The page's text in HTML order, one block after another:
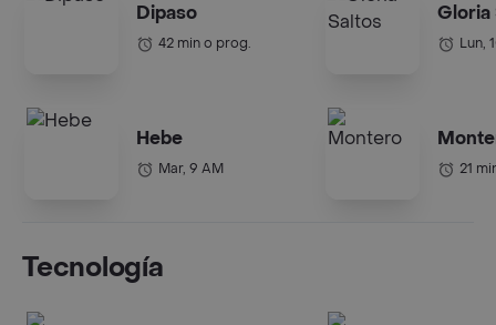
Dipaso
42 min o prog.
Hebe
Mar, 9 AM
Gloria
Lun,
21
Tecnología